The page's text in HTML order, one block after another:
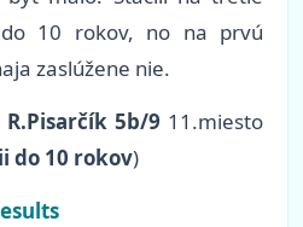
10 rokov, no na prvú
zaslúžene nie.
R.Pisarčík 5b/9 11.miesto
do 10 rokov)